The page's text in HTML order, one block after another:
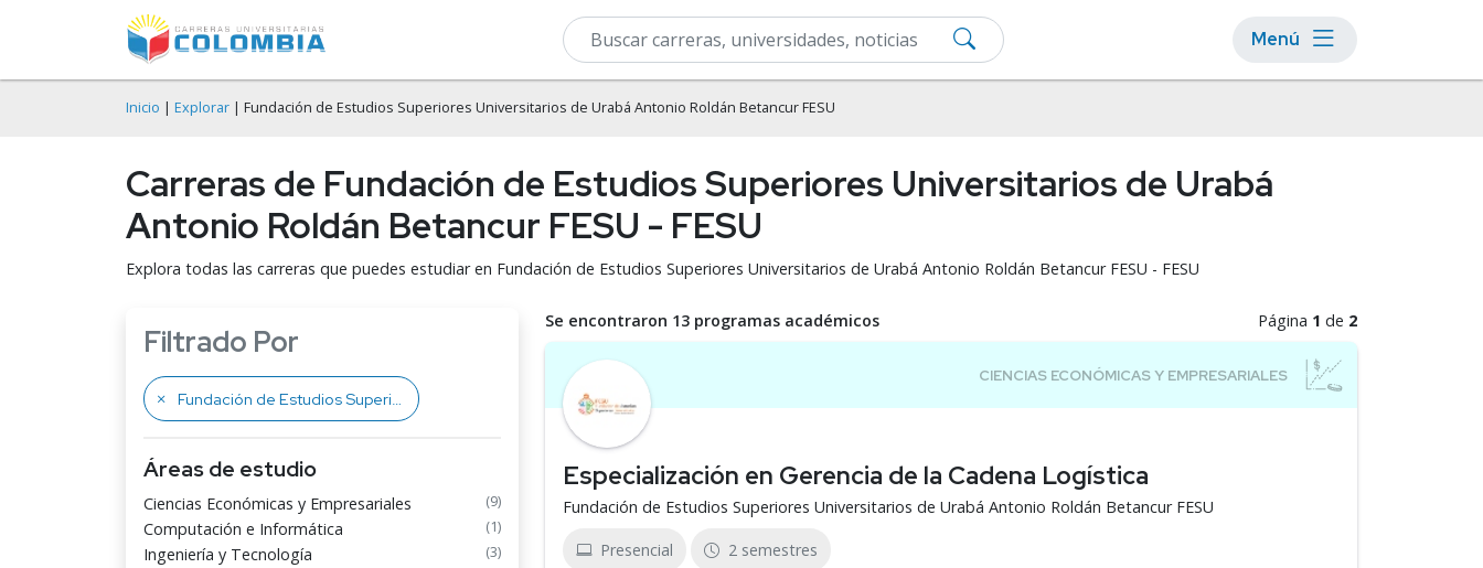
Menú
Inicio | Explorar | Fundación de Estudios Superiores Universitarios de Urabá Antonio Roldán Betancur FESU
Carreras de Fundación de Estudios Superiores Universitarios de Urabá
Antonio Roldán Betancur FESU - FESU
Explora todas las carreras que puedes estudiar en Fundación de Estudios Superiores Universitarios de Urabá Antonio Roldán Betancur FESU - FESU
Filtrado Por
Fundación de Estudios Superiores Universitarios de Urabá Antonio Roldán Betancur FESU
Áreas de estudio
Ciencias Económicas y Empresariales (9)
Computación e Informática (1)
Ingeniería y Tecnología (3)
Se encontraron 13 programas académicos Página 1 de 2
Especialización en Gerencia de la Cadena Logística
Fundación de Estudios Superiores Universitarios de Urabá Antonio Roldán Betancur FESU
Presencial 2 semestres